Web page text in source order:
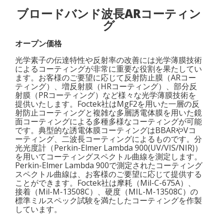
ブロードバンド波長ARコーティン
グ
オープン価格
光学素子の伝達特性や反射率の改善には光学薄膜技術
によるコーティングが非常に重要な役割を果たしてい
ます。お客様のご要望に応じて反射防止膜（ARコー
ティング）、増反射膜（HRコーティング）、部分反
射膜（PRコーティング）など様々な光学薄膜技術を
提供いたします。Foctek社はMgF2を用いた一層の反
射防止コーティングと複雑な多層誘電体膜を用いた鏡
面コーティングによる多種多様なコーティングが可能
です。典型的な誘電体膜コーティングはBBARやVコ
ーティング、二波長コーティングによるものです。分
光光度計（Perkin-Elmer Lambda 900(UV/VIS/NIR)）
を用いてコーティングスペクトル曲線を測定します。
Perkin-Elmer Lambda 900で測定されたコーティング
スペクトル曲線は、お客様のご要望に応じて提供する
ことができます。Foctek社は摩耗（Mil-C-675A）、
接着（Mil-M-13508C）、硬度（MIL-M-13508C）の
標準ミルスペック試験を満たしたコーティングを作製
しています。